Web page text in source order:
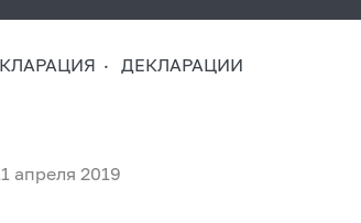
ДЕКЛАРАЦИИ
апреля 2019